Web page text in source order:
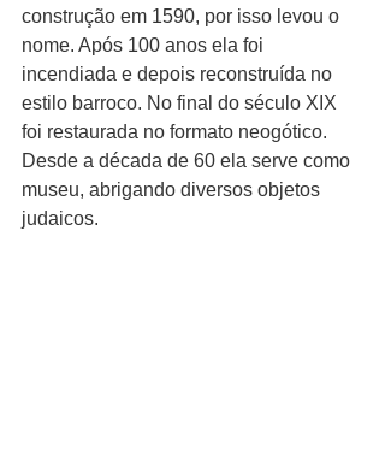
construção em 1590, por isso levou o
nome. Após 100 anos ela foi
incendiada e depois reconstruída no
estilo barroco. No final do século XIX
foi restaurada no formato neogótico.
Desde a década de 60 ela serve como
museu, abrigando diversos objetos
judaicos.